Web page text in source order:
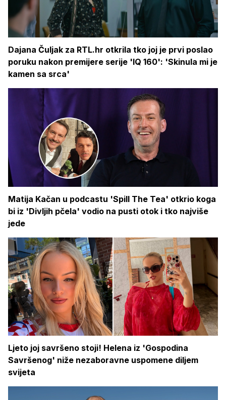
Dajana Čuljak za RTL.hr otkrila tko joj je prvi poslao
poruku nakon premijere serije 'IQ 160': 'Skinula mi je
kamen sa srca'
Matija Kačan u podcastu 'Spill The Tea' otkrio koga
bi iz 'Divljih pčela' vodio na pusti otok i tko najviše
jede
Ljeto joj savršeno stoji! Helena iz 'Gospodina
Savršenog' niže nezaboravne uspomene diljem
svijeta